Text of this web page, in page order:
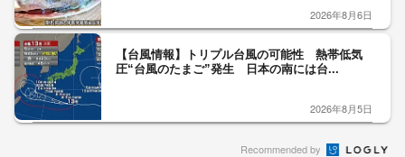
2026年8月6日
【台風情報】トリプル台風の可能性 熱帯低気
圧“台風のたまご”発生 日本の南には台...
2026年8月5日
Recommended by